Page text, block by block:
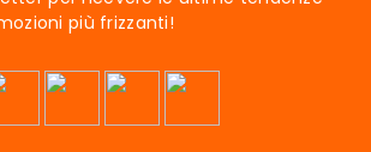
più frizzanti!